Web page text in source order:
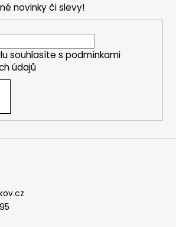
novinky či slevy!
souhlasíte s podmínkami
údajů